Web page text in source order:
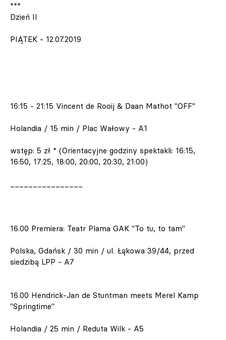
***
Dzień II
PIĄTEK - 12.07.2019
16:15 - 21:15 Vincent de Rooij & Daan Mathot "OFF"
Holandia / 15 min / Plac Wałowy - A1
wstęp: 5 zł * (Orientacyjne godziny spektakli: 16:15,
16:50, 17:25, 18:00, 20:00, 20:30, 21:00)
16.00 Premiera: Teatr Plama GAK "To tu, to tam"
Polska, Gdańsk / 30 min / ul. Łąkowa 39/44, przed
siedzibą LPP - A7
16.00 Hendrick-Jan de Stuntman meets Merel Kamp
"Springtime"
Holandia / 25 min / Reduta Wilk - A5